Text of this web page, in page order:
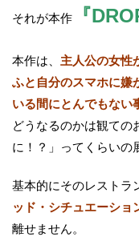
それが本作 『
本作は、 主人公の女性
ふと自分のスマホに嫌
いる間にとんでもない
どうなるのかは観ての
に！？」ってくらいの
基本的にそのレストラ
ッド・シチュエーショ
離せません。